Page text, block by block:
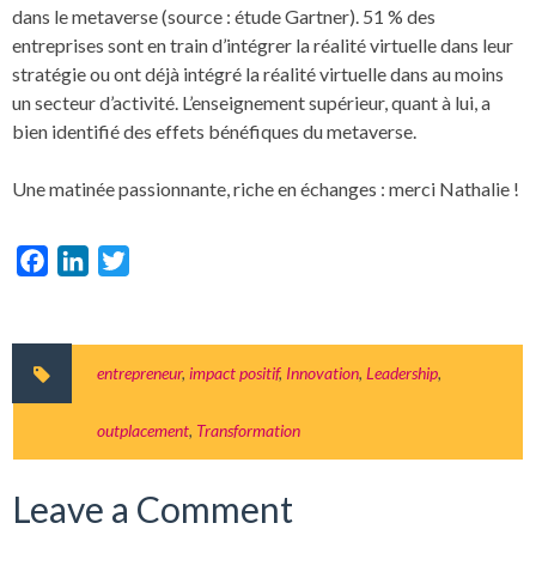
dans le metaverse (source : étude Gartner). 51 % des
entreprises sont en train d’intégrer la réalité virtuelle dans leur
stratégie ou ont déjà intégré la réalité virtuelle dans au moins
un secteur d’activité. L’enseignement supérieur, quant à lui, a
bien identifié des effets bénéfiques du metaverse.
Une matinée passionnante, riche en échanges : merci Nathalie !
FacebookLinkedIn
entrepreneur, impact positif, Innovation, Leadership,
outplacement, Transformation
Leave a Comment